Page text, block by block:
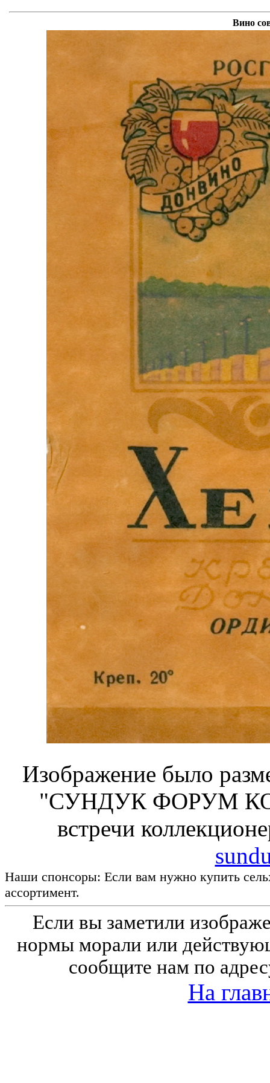
Вино
Изображение было
"СУНДУК ФОРУМ
встречи
Наши спонсоры: Если вам нужно купить
ассортимент.
Если вы заметили
нормы морали или
сообщите нам по
На